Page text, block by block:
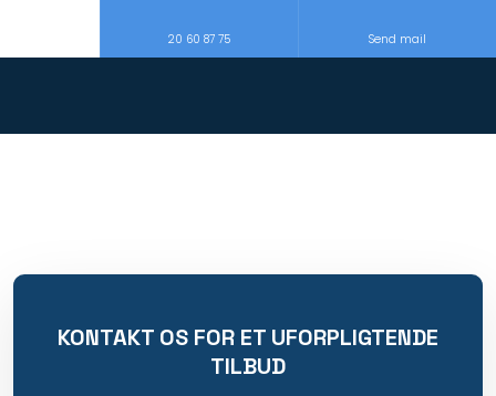
20 60 87 75 Send mail
KONTAKT OS FOR ET UFORPLIGTENDE
TILBUD